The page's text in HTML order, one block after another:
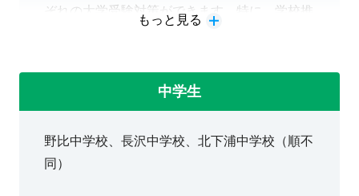
ぞれの大学受験対策ができます。特に、学校推
もっと見る
中学生
野比中学校、長沢中学校、北下浦中学校（順不
同）